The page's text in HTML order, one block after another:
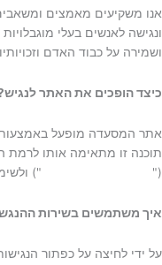
אנו משקיעים מאמצים
ונגישה לאנשים בעלי
ושמירה על כבוד האדם
כיצד הופכים את האתר
אתר המסעדה מופעל באמצעות
("
")
איך משתמשים בשירות
על ידי לחיצה על כפתור